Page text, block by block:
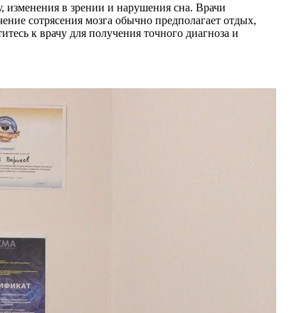
изменения в зрении и нарушения сна. Врачи
сотрясения мозга обычно предполагает отдых,
к врачу для получения точного диагноза и